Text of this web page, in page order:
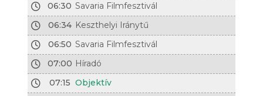
06:30 Savaria Filmfesztivál
06:34 Keszthelyi Iránytű
06:50 Savaria Filmfesztivál
07:00 Híradó
07:15 Objektív